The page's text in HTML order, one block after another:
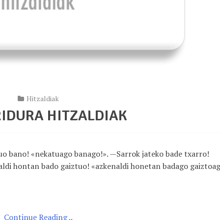
Hitzaldiak
HITZALDIAK
bano! «nekatuago banago!». —Sarrok jateko bade txarro!
hontan bado gaiztuo! «azkenaldi honetan badago
Continue Reading ..